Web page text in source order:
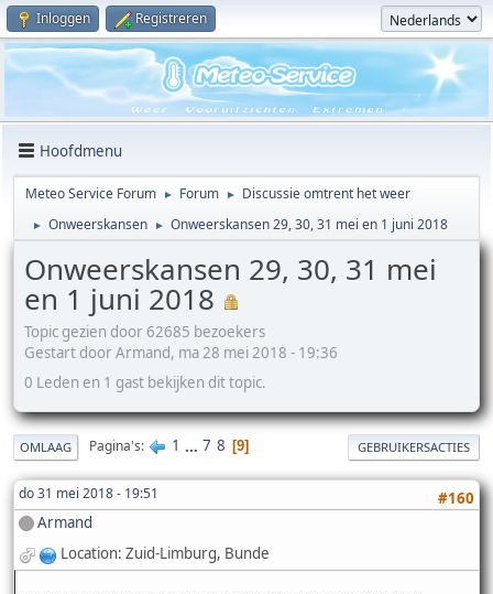
Inloggen Registreren
Hoofdmenu
Meteo Service Forum ► Forum ► Discussie omtrent het weer
► Onweerskansen ► Onweerskansen 29, 30, 31 mei en 1 juni 2018
Onweerskansen 29, 30, 31 mei
en 1 juni 2018
Topic gezien door 62685 bezoekers
Gestart door Armand, ma 28 mei 2018 - 19:36
0 Leden en 1 gast bekijken dit topic.
OMLAAG Pagina's 1 ... 7 8 9 GEBRUIKERSACTIES
do 31 mei 2018 - 19:51
#160
Armand
Location: Zuid-Limburg, Bunde